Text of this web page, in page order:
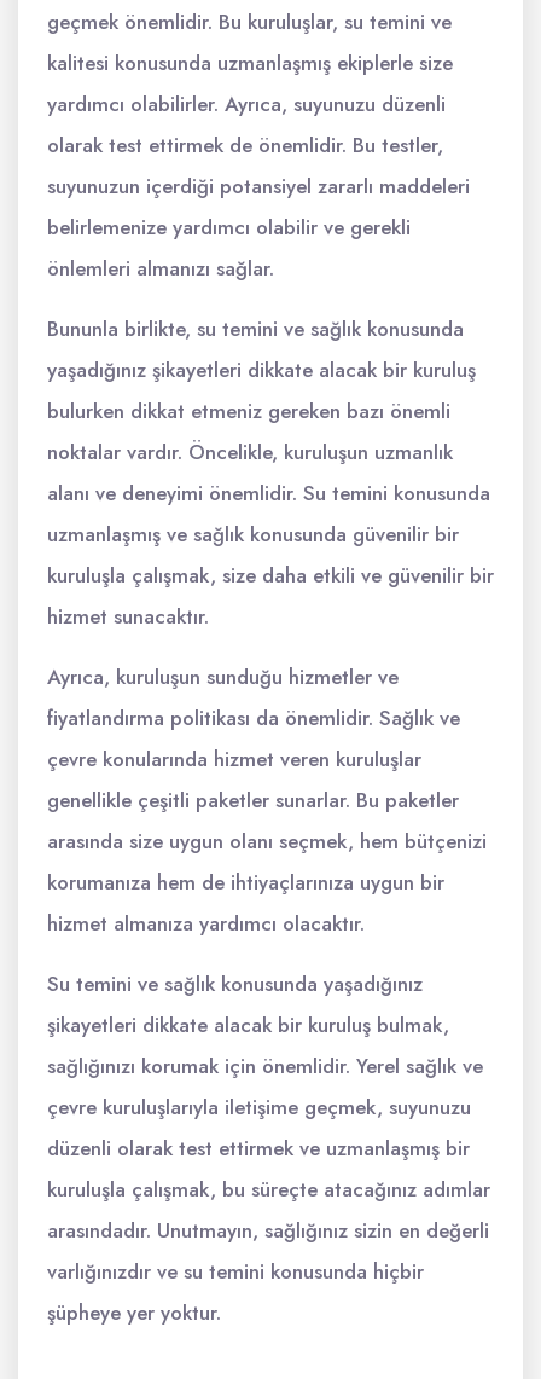
geçmek önemlidir. Bu kuruluşlar, su temini ve
kalitesi konusunda uzmanlaşmış ekiplerle size
yardımcı olabilirler. Ayrıca, suyunuzu düzenli
olarak test ettirmek de önemlidir. Bu testler,
suyunuzun içerdiği potansiyel zararlı maddeleri
belirlemenize yardımcı olabilir ve gerekli
önlemleri almanızı sağlar.
Bununla birlikte, su temini ve sağlık konusunda
yaşadığınız şikayetleri dikkate alacak bir kuruluş
bulurken dikkat etmeniz gereken bazı önemli
noktalar vardır. Öncelikle, kuruluşun uzmanlık
alanı ve deneyimi önemlidir. Su temini konusunda
uzmanlaşmış ve sağlık konusunda güvenilir bir
kuruluşla çalışmak, size daha etkili ve güvenilir bir
hizmet sunacaktır.
Ayrıca, kuruluşun sunduğu hizmetler ve
fiyatlandırma politikası da önemlidir. Sağlık ve
çevre konularında hizmet veren kuruluşlar
genellikle çeşitli paketler sunarlar. Bu paketler
arasında size uygun olanı seçmek, hem bütçenizi
korumanıza hem de ihtiyaçlarınıza uygun bir
hizmet almanıza yardımcı olacaktır.
Su temini ve sağlık konusunda yaşadığınız
şikayetleri dikkate alacak bir kuruluş bulmak,
sağlığınızı korumak için önemlidir. Yerel sağlık ve
çevre kuruluşlarıyla iletişime geçmek, suyunuzu
düzenli olarak test ettirmek ve uzmanlaşmış bir
kuruluşla çalışmak, bu süreçte atacağınız adımlar
arasındadır. Unutmayın, sağlığınız sizin en değerli
varlığınızdır ve su temini konusunda hiçbir
şüpheye yer yoktur.